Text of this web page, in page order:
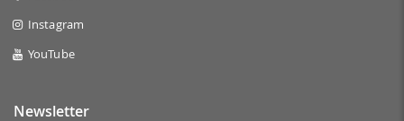
Instagram
YouTube
Newsletter